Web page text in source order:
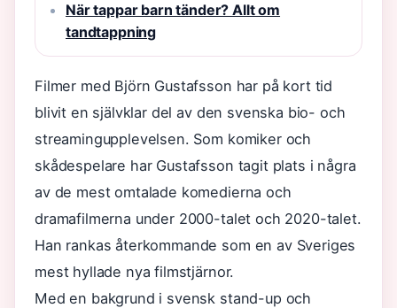
När tappar barn tänder? Allt om
tandtappning
Filmer med Björn Gustafsson har på kort tid
blivit en självklar del av den svenska bio- och
streamingupplevelsen. Som komiker och
skådespelare har Gustafsson tagit plats i några
av de mest omtalade komedierna och
dramafilmerna under 2000-talet och 2020-talet.
Han rankas återkommande som en av Sveriges
mest hyllade nya filmstjärnor.
Med en bakgrund i svensk stand-up och